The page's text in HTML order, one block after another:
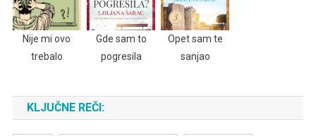
Nije mi ovo
trebalo
Gde sam to
pogresila
Opet sam te
sanjao
KLJUČNE REČI: